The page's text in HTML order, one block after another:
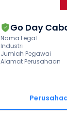
Go Day
Nama Legal
Industri
Jumlah Pegawai
Alamat Perusahaan